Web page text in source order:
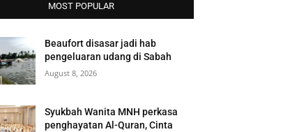
MOST POPULAR
Beaufort disasar jadi hab
pengeluaran udang di Sabah
August 8, 2026
Syukbah Wanita MNH perkasa
penghayatan Al-Quran, Cinta